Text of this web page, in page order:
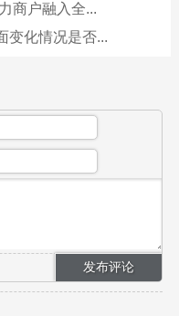
商户融入全...
变化情况是否...